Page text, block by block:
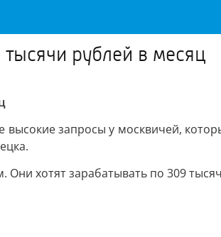
рублей в месяц
высокие запросы у москвичей,
хотят зарабатывать по 309